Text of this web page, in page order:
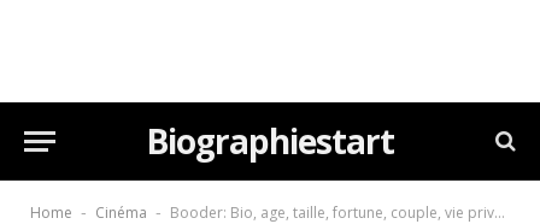
Biographiestart
Home - Cinéma - Booder: Bio, age, taille, fortune, couple, vie privée (2026)